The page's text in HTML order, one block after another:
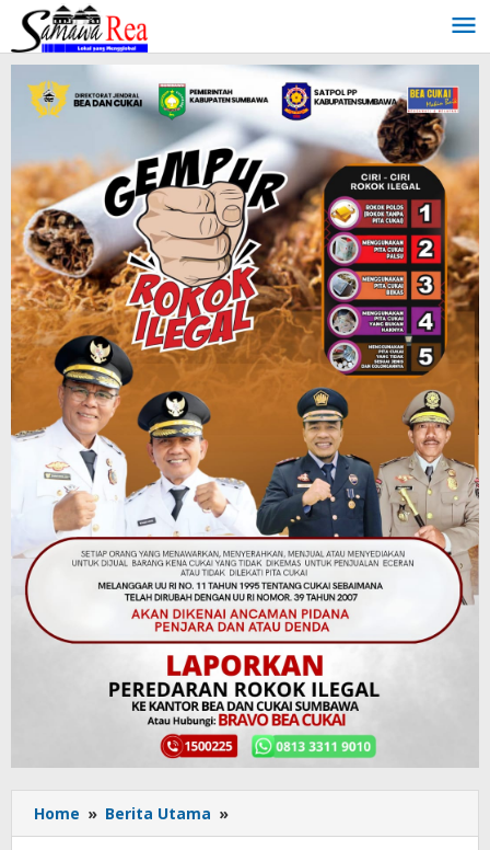
Lewati
konten
Home » Berita Utama »
Video